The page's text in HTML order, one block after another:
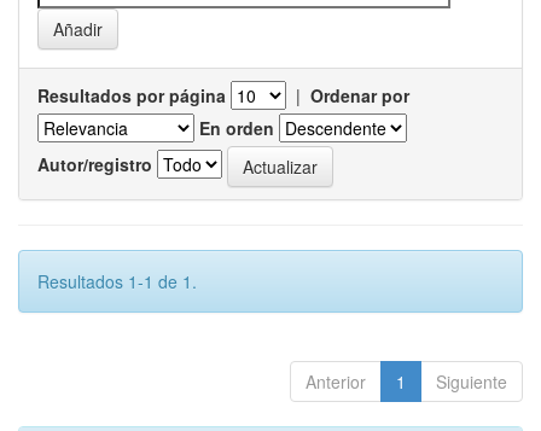
Resultados por página | Ordenar por
En orden
Autor/registro
Resultados 1-1 de 1.
Anterior 1 Siguiente